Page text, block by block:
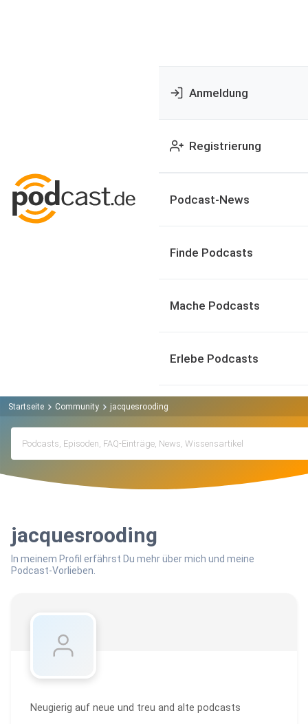
Anmeldung
Registrierung
Podcast-News
Finde Podcasts
Mache Podcasts
Erlebe Podcasts
Startseite Community jacquesrooding
jacquesrooding
In meinem Profil erfährst Du mehr über mich und meine
Podcast-Vorlieben.
Neugierig auf neue und treu and alte podcasts